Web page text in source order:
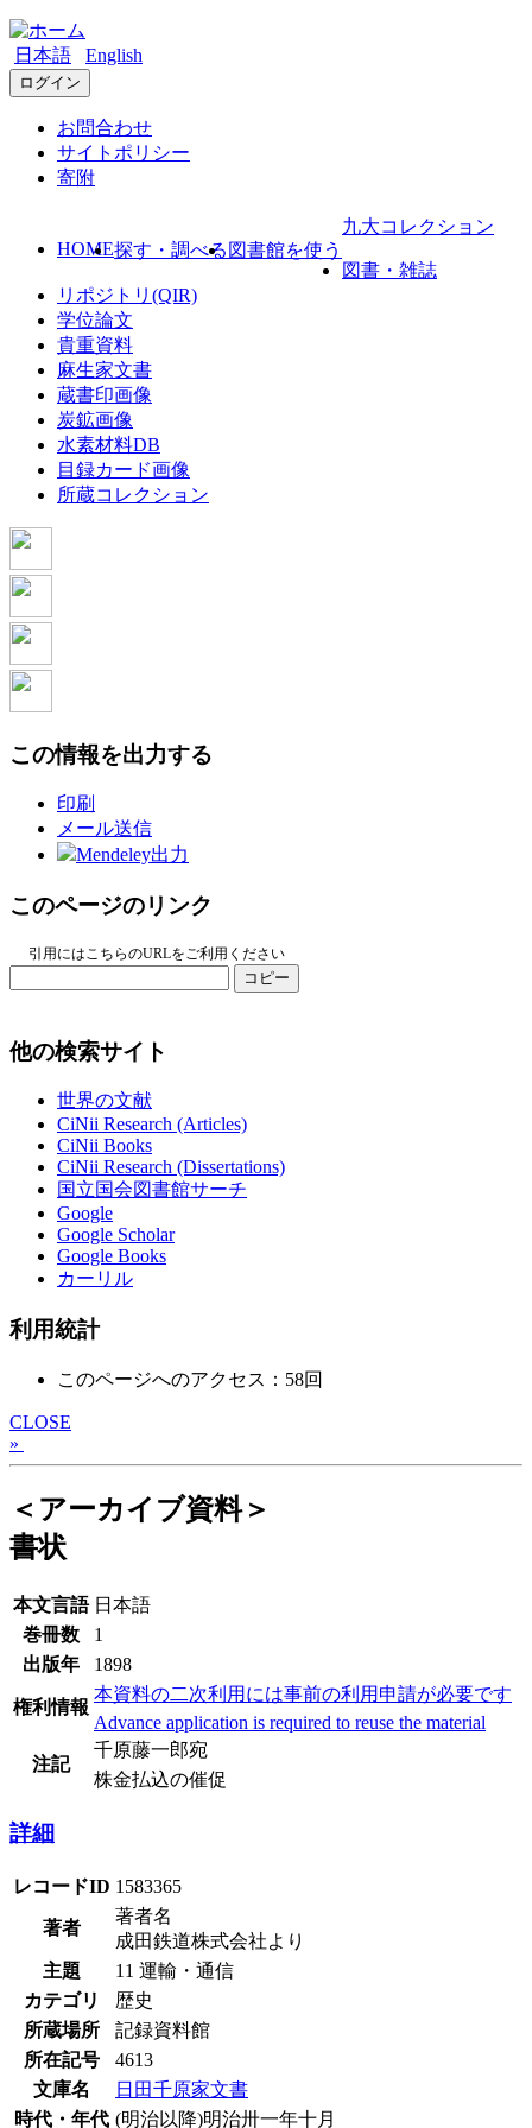
日本語 English
ログイン
お問合わせ
サイトポリシー
寄附
HOME探す・調べる 図書館を使う
九大コレクション
図書・雑誌
リポジトリ(QIR)
学位論文
貴重資料
麻生家文書
蔵書印画像
炭鉱画像
水素材料DB
目録カード画像
所蔵コレクション
この情報を出力する
印刷
メール送信
Mendeley出力
このページのリンク
引用にはこちらのURLをご利用ください
コピー
他の検索サイト
世界の文献
CiNii Research (Articles)
CiNii Books
CiNii Research (Dissertations)
国立国会図書館サーチ
Google
Google Scholar
Google Books
カーリル
利用統計
このページへのアクセス：58回
CLOSE
»
＜アーカイブ資料＞
書状
本文言語 日本語
巻冊数
1
出版年
1898
権利情報
本資料の二次利用には事前の利用申請が必要です
Advance application is required to reuse the material
注記
千原藤一郎宛
株金払込の催促
詳細
レコードID 1583365
著者
著者名
成田鉄道株式会社より
主題
11 運輸・通信
カテゴリ
歴史
所蔵場所
記録資料館
所在記号
4613
文庫名
日田千原家文書
時代・年代 (明治以降)明治卅一年十月